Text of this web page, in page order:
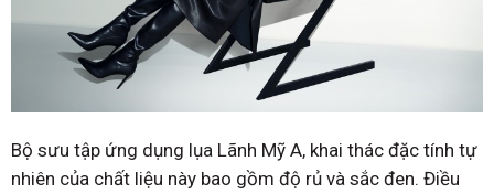
Bộ sưu tập ứng dụng lụa Lãnh Mỹ A, khai thác đặc tính tự
nhiên của chất liệu này bao gồm độ rủ và sắc đen. Điều